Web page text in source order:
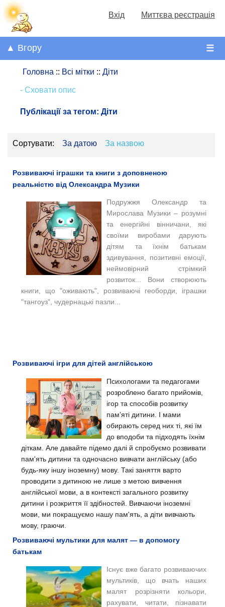
Вхід Миттєва реєстрація
☰
▲ Вгору
Головна :: Всі мітки :: Діти
- Сховати опис
Публікації за тегом: Діти
Сортувати: За датою За назвою
Розвиваючі іграшки та книги з доповненою
реальністю від Олександра Музики
Подружжя Олександр та
Мирослава Музики – розумні
та енергійні вінничани, які
своїми виробами дарують
дітям та їхнім батькам
здивування, позитивні емоції,
неймовірний стрімкий
розвиток... Вони створюють
книги, що "оживають", розвиваючі геоборди, іграшки
"тангоуз", чудернацькі пазли...
Розвиваючі ігри для дітей англійською
Психологами та педагогами
розроблено багато прийомів,
ігор та способів розвитку
пам’яті дитини. І мами
обирають серед них ті, які їм
до вподоби та підходять їхнім
діткам. Але давайте підемо далі й спробуємо розвивати
пам'ять дитини та одночасно вивчати англійську (або
будь-яку іншу іноземну) мову. Такі заняття варто
проводити з дитиною не лише з метою вивчення
англійської мови, а в контексті загального розвитку
дитини і розкриття її здібностей. Вивчаючи іноземні
мови, ми покращуємо нашу пам'ять, а діти вивчають
мову, граючи.
Розвиваючі мультики для малят — в допомогу
батькам
Існує вже багато розвиваючих
мультиків, що вчать наших
малят розрізняти кольори,
рахувати, читати, пізнавати